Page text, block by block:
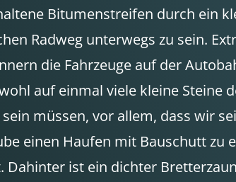
Bitumenstreifen durch ein
Radweg unterwegs zu sein.
die Fahrzeuge auf der
auf einmal viele kleine Steine
müssen, vor allem, dass wir
einen Haufen mit Bauschutt
Dahinter ist ein dichter